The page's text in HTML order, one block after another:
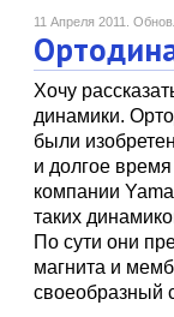
11 Апреля 2011.
Хочу
динамики.
были
и долгое
компании
таких
По сути они
магнита и
своеобразный